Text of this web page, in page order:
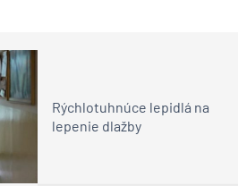
Rýchlotuhnúce lepidlá na
lepenie dlažby